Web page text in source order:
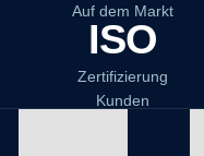
Auf dem Markt
ISO
Zertifizierung
Kunden